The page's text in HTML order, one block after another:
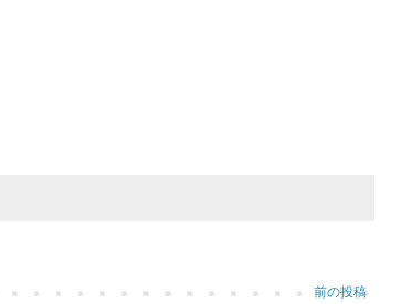
前の投稿